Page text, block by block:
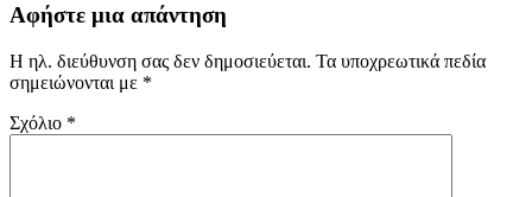
Αφήστε μια απάντηση
Η ηλ. διεύθυνση σας δεν δημοσιεύεται. Τα υποχρεωτικά πεδία
σημειώνονται με *
Σχόλιο *